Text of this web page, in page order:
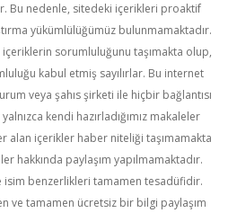
Bu nedenle, sitedeki içerikleri proaktif
yükümlülüğümüz bulunmamaktadır.
içeriklerin sorumluluğunu taşımakta olup,
kabul etmiş sayılırlar. Bu internet
veya şahıs şirketi ile hiçbir bağlantısı
kendi hazırladığımız makaleler
alan içerikler haber niteliği taşımamakta
hakkında paylaşım yapılmamaktadır.
isim benzerlikleri tamamen tesadüfidir.
ve tamamen ücretsiz bir bilgi paylaşım